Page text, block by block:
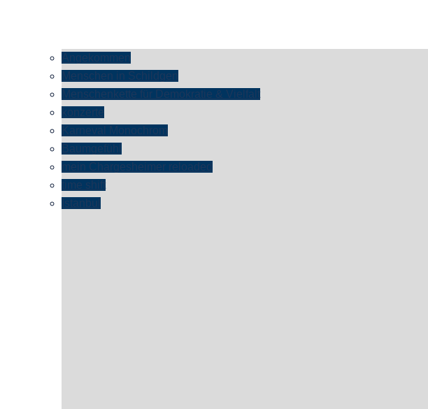
Angekommen
Menschen in Schildgen
Menschenkette für Demokratie & Vielfalt
konzerte
Karneval Monochrom
Baumgefühl
mein Chargesheimer reloaded
time shift
Istanbul